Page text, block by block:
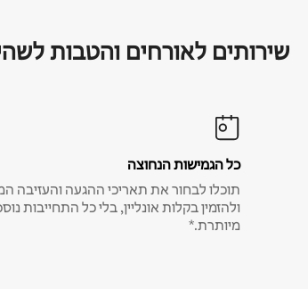
שירותים לאורחים והטבות
כל הגמישות הנחוצה
תוכלו לבחור את תאריכי ההגעה והעזיבה
ולהזמין בקלות אונליין, בלי כל התחייבות
מיותרת.*